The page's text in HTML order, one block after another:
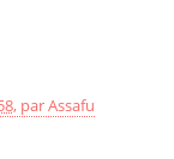
, parAssafu